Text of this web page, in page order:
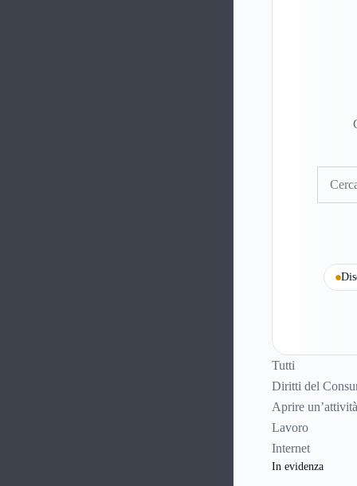
Tutti
Diritti del
Aprire un’attività
Lavoro
Internet
In evidenza